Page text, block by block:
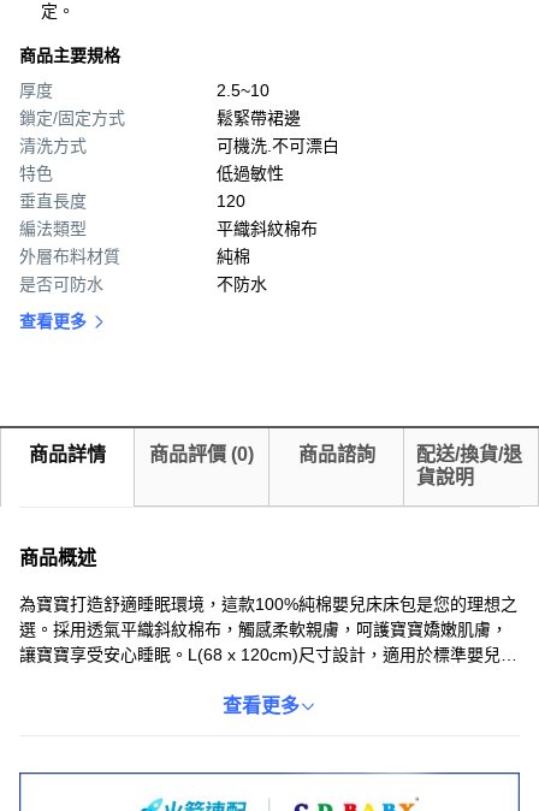
定。
商品主要規格
厚度
2.5~10
鎖定/固定方式
鬆緊帶裙邊
清洗方式
可機洗.不可漂白
特色
低過敏性
垂直長度
120
編法類型
平織斜紋棉布
外層布料材質
純棉
是否可防水
不防水
查看更多
商品詳情 商品評價 (0) 商品諮詢
配送/換貨/退
貨說明
商品概述
為寶寶打造舒適睡眠環境，這款100%純棉嬰兒床床包是您的理想之
選。採用透氣平織斜紋棉布，觸感柔軟親膚，呵護寶寶嬌嫩肌膚，
讓寶寶享受安心睡眠。L(68 x 120cm)尺寸設計，適用於標準嬰兒
簡約大方，易於搭配各種風格的嬰兒房。可機洗設計，方便清潔，
查看更多